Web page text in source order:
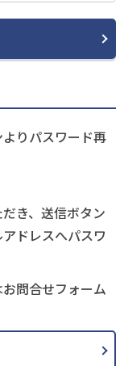
りパスワード再
き、送信ボタン
ドレスへパスワ
問合せフォーム